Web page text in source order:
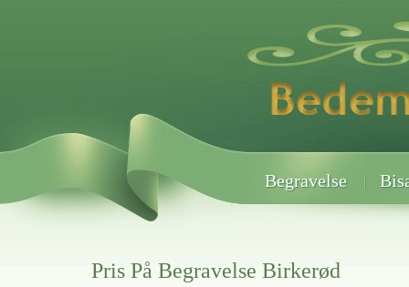
Begravelse
Pris På Begravelse Birkerød